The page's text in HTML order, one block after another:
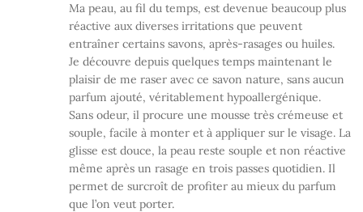
Ma peau, au fil du temps, est devenue beaucoup plus
réactive aux diverses irritations que peuvent
entraîner certains savons, après-rasages ou huiles.
Je découvre depuis quelques temps maintenant le
plaisir de me raser avec ce savon nature, sans aucun
parfum ajouté, véritablement hypoallergénique.
Sans odeur, il procure une mousse très crémeuse et
souple, facile à monter et à appliquer sur le visage. La
glisse est douce, la peau reste souple et non réactive
même après un rasage en trois passes quotidien. Il
permet de surcroît de profiter au mieux du parfum
que l’on veut porter.